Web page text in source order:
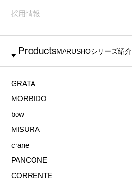
採用情報
ProductsMARUSHOシリーズ紹介
GRATA
MORBIDO
bow
MISURA
crane
PANCONE
CORRENTE